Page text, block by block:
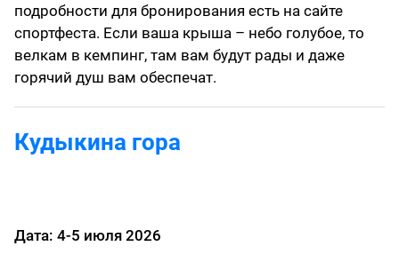
подробности для бронирования есть на сайте
спортфеста. Если ваша крыша – небо голубое, то
велкам в кемпинг, там вам будут рады и даже
горячий душ вам обеспечат.
Кудыкина гора
Дата: 4-5 июля 2026